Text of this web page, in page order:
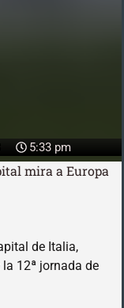
5:33 pm
mira a Europa
de Italia,
12ª jornada de